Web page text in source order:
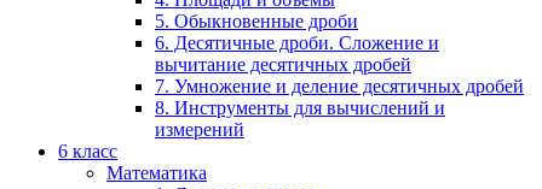
5. Обыкновенные дроби
6. Десятичные дроби. Сложение и
вычитание десятичных дробей
7. Умножение и деление десятичных дробей
8. Инструменты для вычислений и
измерений
6 класс
Математика